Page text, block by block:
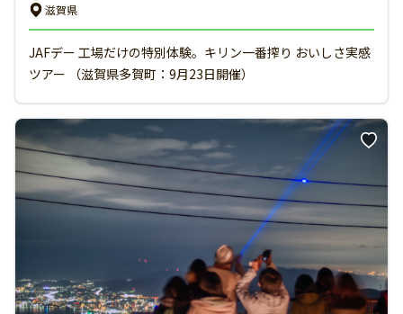
滋賀県
JAFデー 工場だけの特別体験。キリン一番搾り おいしさ実感
ツアー （滋賀県多賀町：9月23日開催）